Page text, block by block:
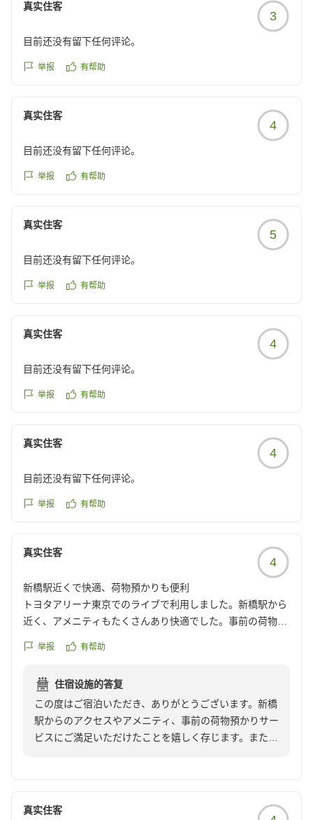
で、各階一台しかないなら、少し少ないと思います。
あと、冷蔵庫がいつまでたっても冷えてなく、奥の方にある
コンセントの接触が悪かったようです。
それ以外は特に不満がありません。
https://review.travel.rakuten.co.jp/hotel/voice/68565?
真实住客
3
目前还没有留下任何评论。
举报 有帮助
真实住客
4
目前还没有留下任何评论。
举报 有帮助
真实住客
5
目前还没有留下任何评论。
举报 有帮助
真实住客
4
目前还没有留下任何评论。
举报 有帮助
真实住客
4
目前还没有留下任何评论。
举报 有帮助
真实住客
4
新橋駅近くで快適、荷物預かりも便利
トヨタアリーナ東京でのライブで利用しました。新橋駅から
近く、アメニティもたくさんあり快適でした。事前の荷物預
す。チェックアウトも遅めなので助かります。
https://review.travel.rakuten.co.jp/hotel/voice/68565?
reviewId=33123477215990
举报 有帮助
住宿设施的答复
この度はご宿泊いただき、ありがとうございます。新橋
駅からのアクセスやアメニティ、事前の荷物預かりサー
ビスにご満足いただけたことを嬉しく存じます。また、
ご感想をありがとうございました。
真实住客